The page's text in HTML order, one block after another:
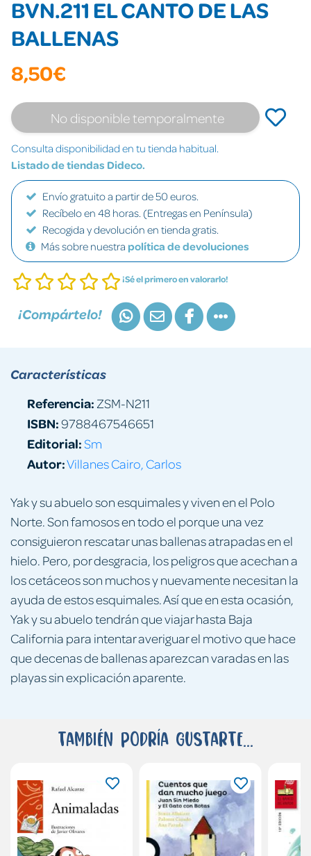
BVN.211 EL CANTO DE LAS
BALLENAS
8,50€
No disponible temporalmente
Consulta disponibilidad en tu tienda habitual.
Listado de tiendas Dideco.
Envío gratuito a partir de 50 euros.
Recíbelo en 48 horas. (Entregas en Península)
Recogida y devolución en tienda gratis.
Más sobre nuestra política de devoluciones
¡Sé el primero en valorarlo!
¡Compártelo!
Yak y su abuelo son esquimales y viven en el Polo
Norte. Son famosos en todo el porque una vez
consiguieron rescatar unas ballenas atrapadas en el
hielo. Pero, por desgracia, los peligros que acechan a
los cetáceos son muchos y nuevamente necesitan la
ayuda de estos esquimales. Así que en esta ocasión,
Yak y su abuelo tendrán que viajar hasta Baja
California para intentar averiguar el motivo que hace
que decenas de ballenas aparezcan varadas en las
playas sin explicación aparente.
Características
Referencia: ZSM-N211
ISBN:9788467546651
Editorial:Sm
Autor:Villanes Cairo, Carlos
También podría gustarte...